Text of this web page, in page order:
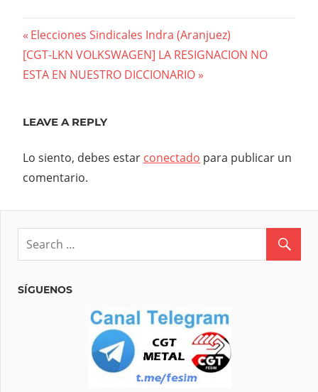
Navegación
de
Previous
Post:
Elecciones Sindicales Indra (Aranjuez)
Next
Post:
[CGT-LKN VOLKSWAGEN] LA RESIGNACION NO
ESTA EN NUESTRO DICCIONARIO
LEAVE A REPLY
Lo siento, debes estar conectado para publicar un
comentario.
SÍGUENOS